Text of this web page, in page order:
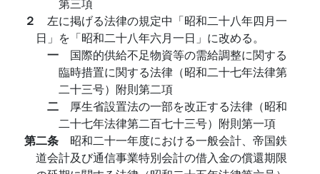
２ 左に掲げる法律の規定中「昭和二十八年四月一
日」を「昭和二十八年六月一日」に改める。
一 国際的供給不足物資等の需給調整に関する
臨時措置に関する法律（昭和二十七年法律第
二十三号）附則第二項
二 厚生省設置法の一部を改正する法律（昭和
二十七年法律第二百七十三号）附則第一項
第二条 昭和二十一年度における一般会計、帝国鉄
道会計及び通信事業特別会計の借入金の償還期限